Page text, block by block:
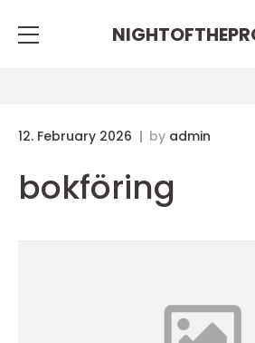
12. February 2026 by admin
bokföring